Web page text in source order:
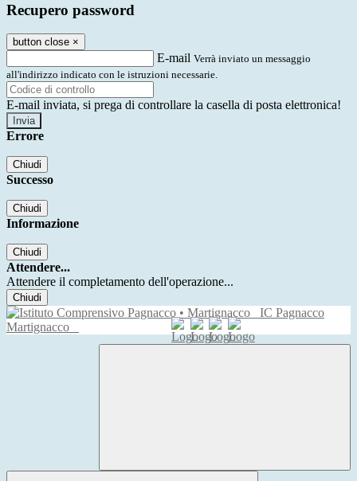
Recupero password
button close ×
E-mail Verrà inviato un messaggio
all'indirizzo indicato con le istruzioni necessarie.
E-mail inviata, si prega di controllare la casella di posta elettronica!
Errore
Chiudi
Successo
Chiudi
Informazione
Chiudi
Attendere...
Attendere il completamento dell'operazione...
Chiudi
IC Pagnacco
Martignacco